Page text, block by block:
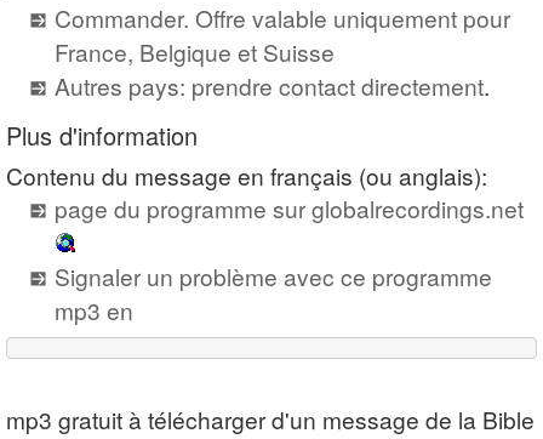
Commander. Offre valable uniquement pour
France, Belgique et Suisse
Autres pays: prendre contact directement.
Plus d'information
Contenu du message en français (ou anglais):
page du programme sur globalrecordings.net
Signaler un problème avec ce programme
mp3 en
mp3 gratuit à télécharger d'un message de la Bible